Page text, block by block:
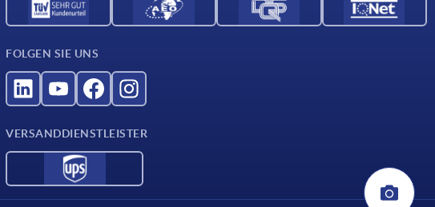
FOLGEN SIE UNS
VERSANDDIENSTLEISTER